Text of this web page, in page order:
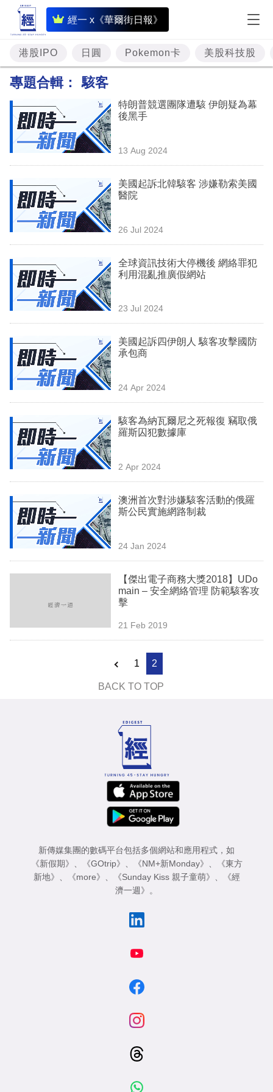
經一 x《華爾街日報》
即
時
財
經
投
資
理
業
科
技
場
生
時
事
訂
閱
區
港股IPO 日圓 Pokemon卡 美股科技股
專題合輯： 駭客
特朗普競選團隊遭駭 伊朗疑為幕
後黑手
13 Aug 2024
美國起訴北韓駭客 涉嫌勒索美國
醫院
26 Jul 2024
全球資訊技術大停機後 網絡罪犯
利用混亂推廣假網站
23 Jul 2024
美國起訴四伊朗人 駭客攻擊國防
承包商
24 Apr 2024
駭客為納瓦爾尼之死報復 竊取俄
羅斯囚犯數據庫
2 Apr 2024
澳洲首次對涉嫌駭客活動的俄羅
斯公民實施網路制裁
24 Jan 2024
【傑出電子商務大獎2018】UDo
main – 安全網絡管理 防範駭客攻
擊
21 Feb 2019
1 2
BACK TO TOP
新傳媒集團的數碼平台包括多個網站和應用程式，如
《新假期》
《GOtrip》 《NM+新Monday》
《東方
新地》
《more》 《Sunday Kiss 親子童萌》
《經
濟一週》
。